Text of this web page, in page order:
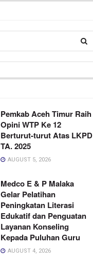
Pemkab Aceh Timur Raih
Opini WTP Ke 12
Berturut-turut Atas LKPD
TA. 2025
AUGUST 5, 2026
Medco E & P Malaka
Gelar Pelatihan
Peningkatan Literasi
Edukatif dan Penguatan
Layanan Konseling
Kepada Puluhan Guru
AUGUST 4, 2026